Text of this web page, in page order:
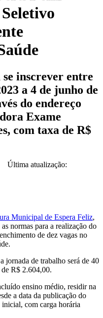
se inscrever entre
a 4 de junho de
do endereço
Exame
com taxa de R$
Última atualização:
Municipal de Espera Feliz,
normas para a realização do
de dez vagas no
a jornada de trabalho será de 40
de R$ 2.604,00.
ensino médio, residir na
a data da publicação do
com carga horária